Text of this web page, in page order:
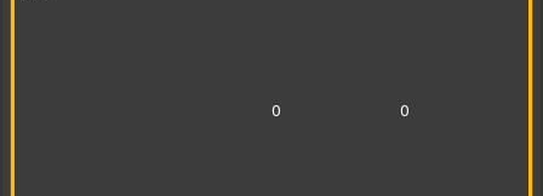
0 0